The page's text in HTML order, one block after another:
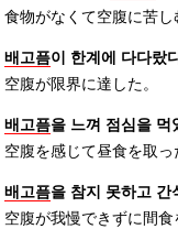
食物がなくて空腹に苦し
배고픔이 한계에 다다랐
空腹が限界に達した。
배고픔을 느껴 점심을 먹
空腹を感じて昼食を取っ
배고픔을 참지 못하고 간
空腹が我慢できずに間食